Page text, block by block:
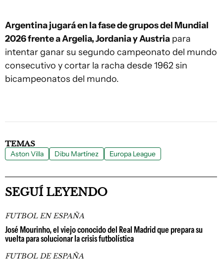
Argentina jugará en la fase de grupos del Mundial
2026 frente a Argelia, Jordania y Austria para
intentar ganar su segundo campeonato del mundo
consecutivo y cortar la racha desde 1962 sin
bicampeonatos del mundo.
TEMAS
Aston Villa Dibu Martínez Europa League
SEGUÍ LEYENDO
FUTBOL EN ESPAÑA
José Mourinho, el viejo conocido del Real Madrid que prepara su
vuelta para solucionar la crisis futbolística
FUTBOL DE ESPAÑA